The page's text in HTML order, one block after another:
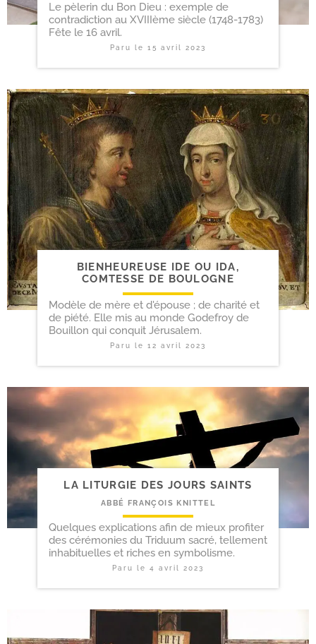
Le pèlerin du Bon Dieu : exemple de
contradiction au XVIIIème siècle (1748-1783)
Fête le 16 avril.
Paru le 15 avril 2023
BIENHEUREUSE IDE OU IDA,
COMTESSE DE BOULOGNE
Modèle de mère et d'épouse ; de charité et
de piété. Elle mis au monde Godefroy de
Bouillon qui conquit Jérusalem.
Paru le 12 avril 2023
LA LITURGIE DES JOURS SAINTS
ABBÉ FRANÇOIS KNITTEL
Quelques explications afin de mieux profiter
des cérémonies du Triduum sacré, tellement
inhabituelles et riches en symbolisme.
Paru le 4 avril 2023